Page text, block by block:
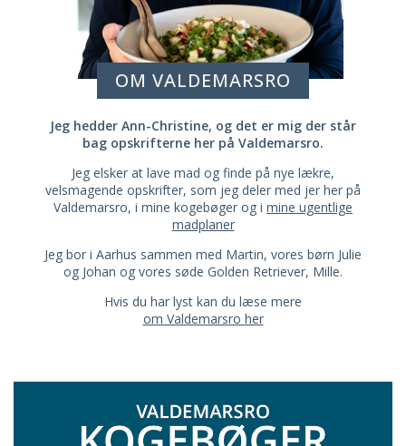
OM VALDEMARSRO
Jeg hedder Ann-Christine, og det er mig der står
bag opskrifterne her på Valdemarsro.
Jeg elsker at lave mad og finde på nye lækre,
velsmagende opskrifter, som jeg deler med jer her på
Valdemarsro, i mine kogebøger og i mine ugentlige
madplaner
Jeg bor i Aarhus sammen med Martin, vores børn Julie
og Johan og vores søde Golden Retriever, Mille.
Hvis du har lyst kan du læse mere
om Valdemarsro her